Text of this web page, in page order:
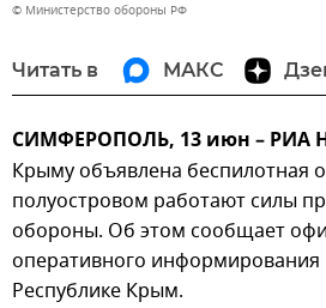
© Министерство обороны РФ
Читать в МАКС
СИМФЕРОПОЛЬ, 13 июн – РИА
Крыму объявлена беспилотная
полуостровом работают силы
обороны. Об этом сообщает
оперативного
Республике Крым.